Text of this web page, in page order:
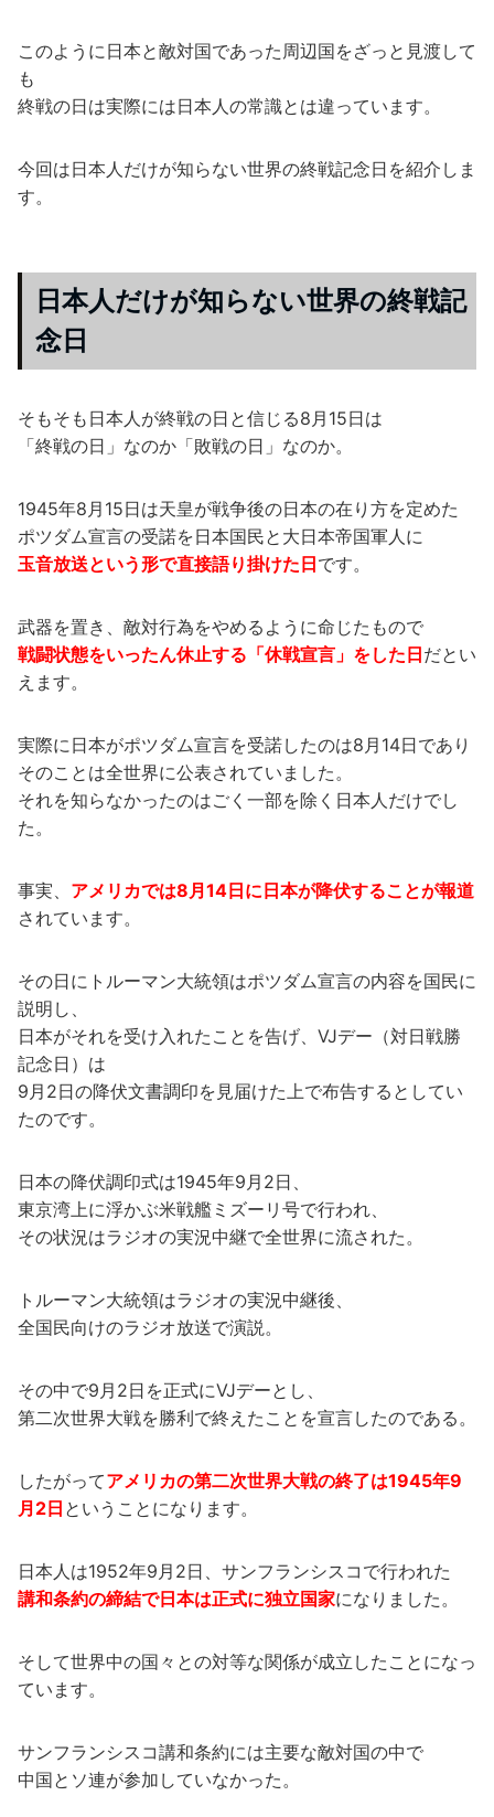
このように日本と敵対国であった周辺国をざっと見渡して
も
終戦の日は実際には日本人の常識とは違っています。
今回は日本人だけが知らない世界の終戦記念日を紹介しま
す。
日本人だけが知らない世界の終戦記
念日
そもそも日本人が終戦の日と信じる8月15日は
「終戦の日」なのか「敗戦の日」なのか。
1945年8月15日は天皇が戦争後の日本の在り方を定めた
ポツダム宣言の受諾を日本国民と大日本帝国軍人に
玉音放送という形で直接語り掛けた日です。
武器を置き、敵対行為をやめるように命じたもので
戦闘状態をいったん休止する「休戦宣言」をした日だとい
えます。
実際に日本がポツダム宣言を受諾したのは8月14日であり
そのことは全世界に公表されていました。
それを知らなかったのはごく一部を除く日本人だけでし
た。
事実、 アメリカでは8月14日に日本が降伏することが報道
されています。
その日にトルーマン大統領はポツダム宣言の内容を国民に
説明し、
日本がそれを受け入れたことを告げ、VJデー（対日戦勝
記念日）は
9月2日の降伏文書調印を見届けた上で布告するとしてい
たのです。
日本の降伏調印式は1945年9月2日、
東京湾上に浮かぶ米戦艦ミズーリ号で行われ、
その状況はラジオの実況中継で全世界に流された。
トルーマン大統領はラジオの実況中継後、
全国民向けのラジオ放送で演説。
その中で9月2日を正式にVJデーとし、
第二次世界大戦を勝利で終えたことを宣言したのである。
したがってアメリカの第二次世界大戦の終了は1945年9
月2日 ということになります。
日本人は1952年9月2日、サンフランシスコで行われた
講和条約の締結で日本は正式に独立国家になりました。
そして世界中の国々との対等な関係が成立したことになっ
ています。
サンフランシスコ講和条約には主要な敵対国の中で
中国とソ連が参加していなかった。